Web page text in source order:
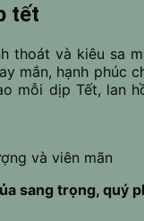
tết
thoát và kiêu sa
mắn, hạnh phúc
mỗi dịp Tết, lan
và viên mãn
sang trọng, quý